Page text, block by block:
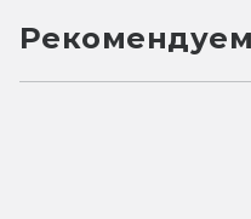
Рекомендуем